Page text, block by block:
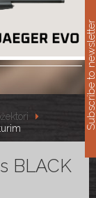
BLACK
Subscribe